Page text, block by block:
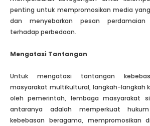
penting untuk mempromosikan media
dan menyebarkan pesan perdamaian
terhadap perbedaan.
Mengatasi Tantangan
Untuk mengatasi tantangan
masyarakat multikultural, langkah-langkah
oleh pemerintah, lembaga masyarakat
antaranya adalah memperkuat
kebebasan beragama, mempromosikan